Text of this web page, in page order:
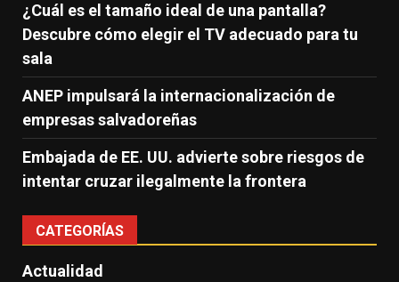
¿Cuál es el tamaño ideal de una pantalla?
Descubre cómo elegir el TV adecuado para tu
sala
ANEP impulsará la internacionalización de
empresas salvadoreñas
Embajada de EE. UU. advierte sobre riesgos de
intentar cruzar ilegalmente la frontera
CATEGORÍAS
Actualidad